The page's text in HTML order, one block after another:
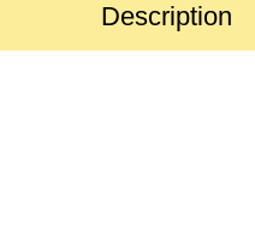
Description